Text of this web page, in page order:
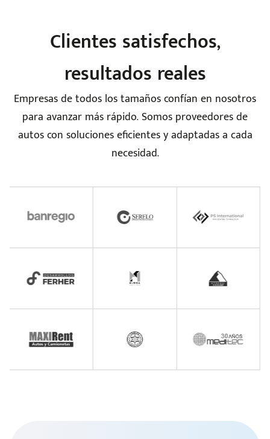
Clientes satisfechos,
resultados reales
Empresas de todos los tamaños confían en nosotros
para avanzar más rápido. Somos proveedores de
autos con soluciones eficientes y adaptadas a cada
necesidad.